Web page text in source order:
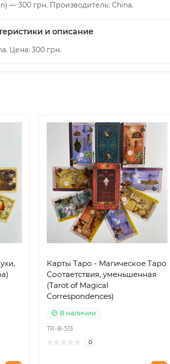
— 300 грн. Производитель: China.
и описание
Цена: 300 грн.
Карты Таро - Магическое Таро
Соответствия, уменьшенная
(Tarot of Magical
Correspondences)
В наличии
TR-B-513
0